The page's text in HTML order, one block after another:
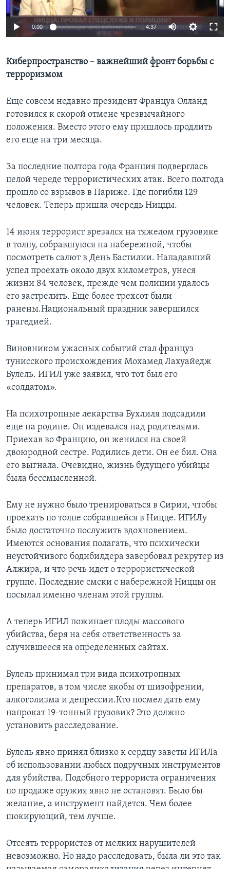
Learning English
0:00 4:37
Киберпространство – важнейший фронт борьбы с
терроризмом
Еще совсем недавно президент Француа Олланд
готовился к скорой отмене чрезвычайного
положения. Вместо этого ему пришлось продлить
его еще на три месяца.
За последние полтора года Франция подверглась
целой череде террористических атак. Всего полгода
прошло со взрывов в Париже. Где погибли 129
человек. Теперь пришла очередь Ниццы.
14 июня террорист врезался на тяжелом грузовике
в толпу, собравшуюся на набережной, чтобы
посмотреть салют в День Бастилии. Нападавший
успел проехать около двух километров, унеся
жизни 84 человек, прежде чем полиции удалось
его застрелить. Еще более трехсот были
ранены.Национальный праздник завершился
трагедией.
Виновником ужасных событий стал француз
тунисского происхождения Мохамед Лахуайедж
Булель. ИГИЛ уже заявил, что тот был его
«солдатом».
На психотропные лекарства Бухлиля подсадили
еще на родине. Он издевался над родителями.
Приехав во Францию, он женился на своей
двоюродной сестре. Родились дети. Он ее бил. Она
его выгнала. Очевидно, жизнь будущего убийцы
была бессмысленной.
Ему не нужно было тренироваться в Сирии, чтобы
проехать по толпе собравшейся в Ницце. ИГИЛу
было достаточно послужить вдохновением.
Имеются основания полагать, что психически
неустойчивого бодибилдера завербовал рекрутер из
Алжира, и что речь идет о террористической
группе. Последние смски с набережной Ниццы он
посылал именно членам этой группы.
А теперь ИГИЛ пожинает плоды массового
убийства, беря на себя ответственность за
случившееся на определенных сайтах.
Булель принимал три вида психотропных
препаратов, в том числе якобы от шизофрении,
алкоголизма и депрессии.Кто посмел дать ему
напрокат 19-тонный грузовик? Это должно
установить расследование.
Булель явно принял близко к сердцу заветы ИГИЛа
об использовании любых подручных инструментов
для убийства. Подобного террориста ограничения
по продаже оружия явно не остановят. Было бы
желание, а инструмент найдется. Чем более
шокирующий, тем лучше.
Отсеять террористов от мелких нарушителей
невозможно. Но надо расследовать, была ли это так